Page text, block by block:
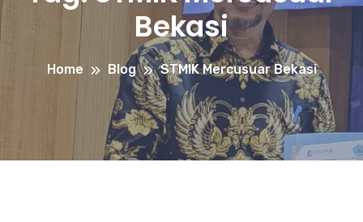
Bekasi
Home Blog STMIK Mercusuar Bekasi